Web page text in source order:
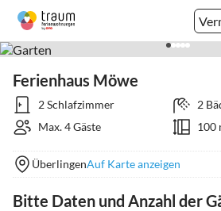
Ferienhaus Möwe
2 Schlafzimmer
2
Max. 4 Gäste
100
ÜberlingenAuf Karte anzeigen
Bitte Daten und Anzahl der